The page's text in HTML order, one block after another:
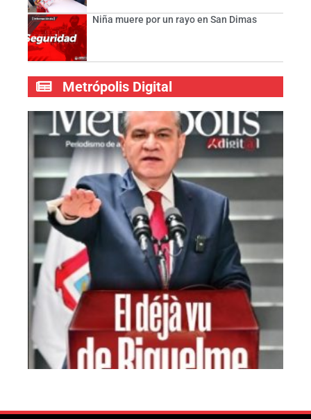
Niña muere por un rayo en San Dimas
Metrópolis Digital